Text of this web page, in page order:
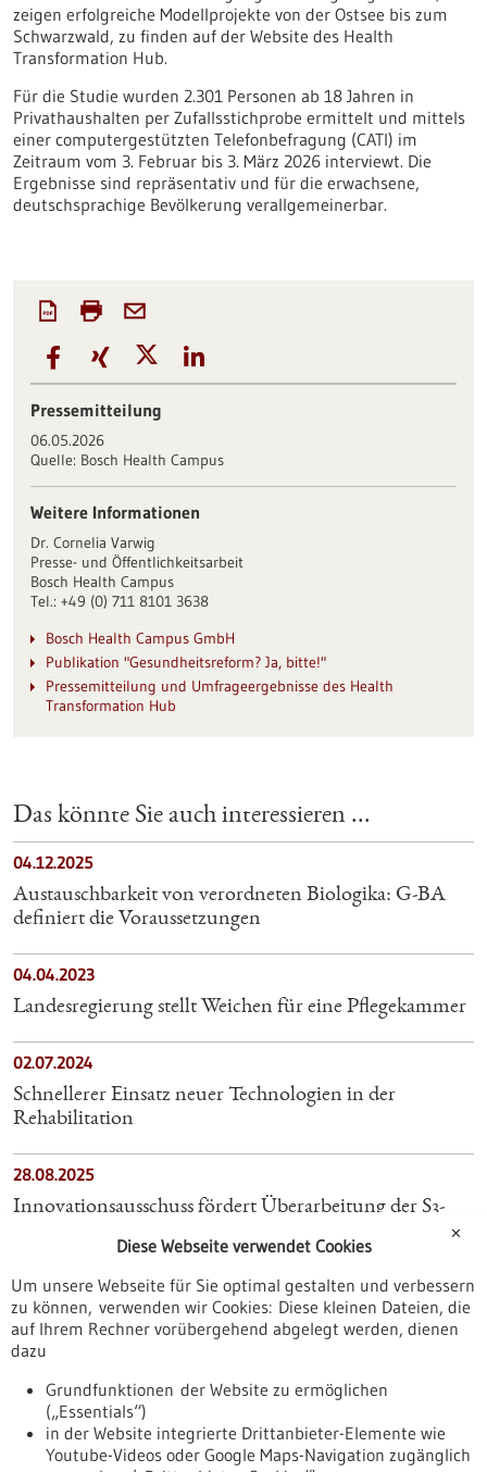
zeigen erfolgreiche Modellprojekte von der Ostsee bis zum
Schwarzwald, zu finden auf der Website des Health
Transformation Hub.
Für die Studie wurden 2.301 Personen ab 18 Jahren in
Privathaushalten per Zufallsstichprobe ermittelt und mittels
einer computergestützten Telefonbefragung (CATI) im
Zeitraum vom 3. Februar bis 3. März 2026 interviewt. Die
Ergebnisse sind repräsentativ und für die erwachsene,
deutschsprachige Bevölkerung verallgemeinerbar.
Pressemitteilung
06.05.2026
Quelle: Bosch Health Campus
Weitere Informationen
Dr. Cornelia Varwig
Presse- und Öffentlichkeitsarbeit
Bosch Health Campus
Tel.: +49 (0) 711 8101 3638
Bosch Health Campus GmbH
Publikation "Gesundheitsreform? Ja, bitte!"
Pressemitteilung und Umfrageergebnisse des Health
Transformation Hub
Das könnte Sie auch interessieren ...
04.12.2025
Austauschbarkeit von verordneten Biologika: G-BA
definiert die Voraussetzungen
04.04.2023
Landesregierung stellt Weichen für eine Pflegekammer
02.07.2024
Schnellerer Einsatz neuer Technologien in der
Rehabilitation
28.08.2025
Innovationsausschuss fördert Überarbeitung der S3-​
Leitlinie „Therapie und Prävention der Adipositas im
Kindes-​ und Jugendalter“
14.01.2025
Gutachten zur Weiterentwicklung der
30.01.2023
Erste Sitzung der Gesundheitsministerkonferenz in
✕
Diese Webseite verwendet Cookies
Um unsere Webseite für Sie optimal gestalten und verbessern
zu können, verwenden wir Cookies: Diese kleinen Dateien, die
auf Ihrem Rechner vorübergehend abgelegt werden, dienen
dazu
Grundfunktionen der Website zu ermöglichen
(„Essentials“)
in der Website integrierte Drittanbieter-Elemente wie
Youtube-Videos oder Google Maps-Navigation zugänglich